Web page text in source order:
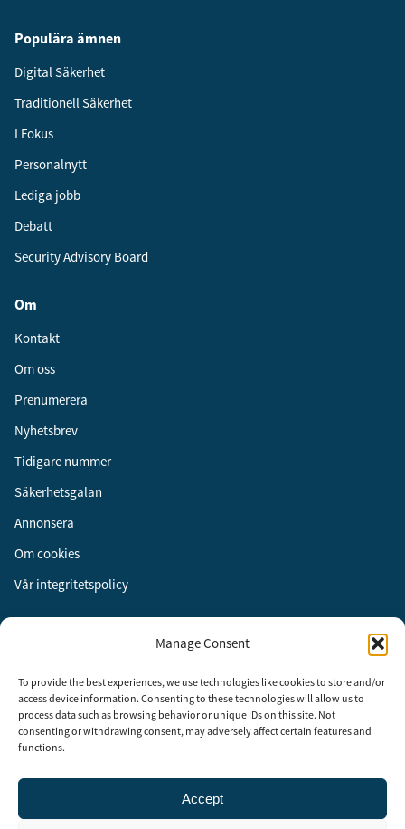
Manage Consent
To provide the best experiences, we use technologies like cookies to store and/or
access device information. Consenting to these technologies will allow us to
process data such as browsing behavior or unique IDs on this site. Not
consenting or withdrawing consent, may adversely affect certain features and
functions.
Accept
Populära ämnen
Digital Säkerhet
Traditionell Säkerhet
I Fokus
Personalnytt
Lediga jobb
Debatt
Security Advisory Board
Om
Kontakt
Om oss
Prenumerera
Nyhetsbrev
Tidigare nummer
Säkerhetsgalan
Annonsera
Om cookies
Vår integritetspolicy
Instagram
LinkedIn